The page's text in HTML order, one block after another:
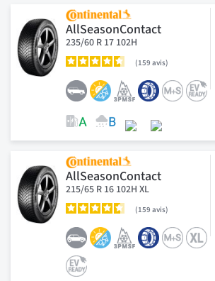
AllSeasonContact
235/60 R 17 102H
159 avis
AllSeasonContact
215/65 R 16 102H XL
159 avis